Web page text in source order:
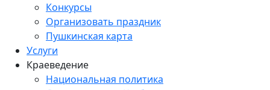
Конкурсы
Организовать праздник
Пушкинская карта
Услуги
Краеведение
Национальная политика